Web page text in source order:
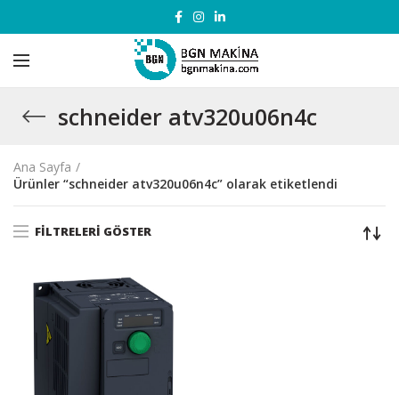
schneider atv320u06n4c
Ana Sayfa
Ürünler “schneider atv320u06n4c” olarak etiketlendi
FILTRELERI GÖSTER